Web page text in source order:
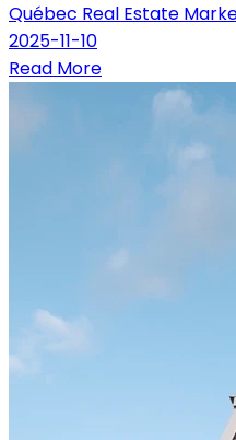
Québec Real Estate
2025-11-10
Read More